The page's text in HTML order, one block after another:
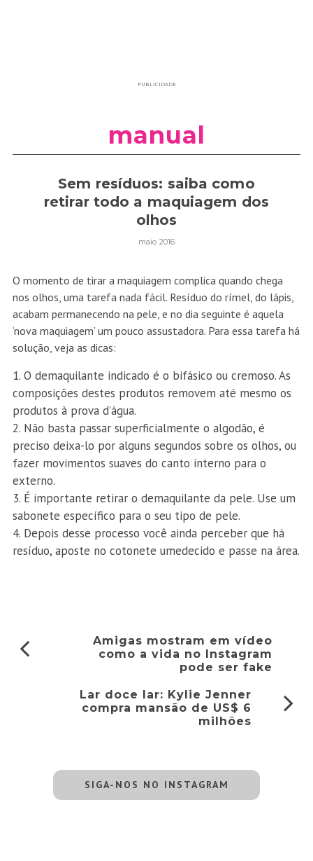
PUBLICIDADE
manual
Sem resíduos: saiba como
retirar todo a maquiagem dos
olhos
maio 2016
O momento de tirar a maquiagem complica quando chega
nos olhos, uma tarefa nada fácil. Resíduo do rímel, do lápis,
acabam permanecendo na pele, e no dia seguinte é aquela
‘nova maquiagem’ um pouco assustadora. Para essa tarefa há
solução, veja as dicas:
O demaquilante indicado é o bifásico ou cremoso. As
composições destes produtos removem até mesmo os
produtos à prova d’água.
Não basta passar superficialmente o algodão, é
preciso deixa-lo por alguns segundos sobre os olhos, ou
fazer movimentos suaves do canto interno para o
externo.
É importante retirar o demaquilante da pele. Use um
sabonete específico para o seu tipo de pele.
Depois desse processo você ainda perceber que há
resíduo, aposte no cotonete umedecido e passe na área.
Amigas mostram em vídeo
como a vida no Instagram
pode ser fake
Lar doce lar: Kylie Jenner
compra mansão de US$ 6
milhões
SIGA-NOS NO INSTAGRAM